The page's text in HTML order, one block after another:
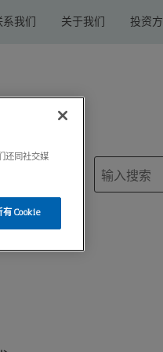
系我们 关于我们 投资方
还同社交媒
有 Cookie